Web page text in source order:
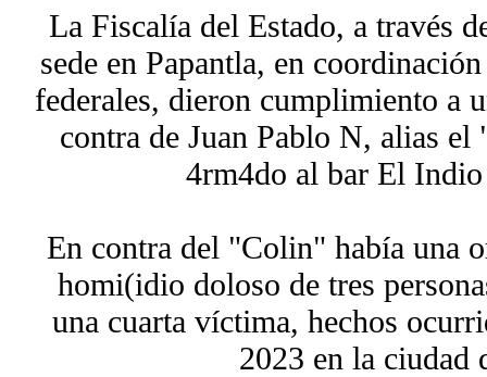
La Fiscalía del Estado, a través
sede en Papantla, en
federales, dieron cumplimiento a
contra de Juan Pablo N, alias
4rm4do al bar El
En contra del "Colin" había una
homi(idio doloso de tres
una cuarta víctima, hechos
2023 en la ciudad